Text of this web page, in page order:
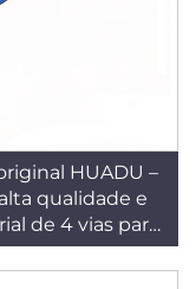
HUADU –
qualidade e
de 4 vias para
com grade –